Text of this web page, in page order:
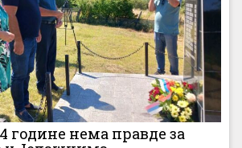
године нема правде за